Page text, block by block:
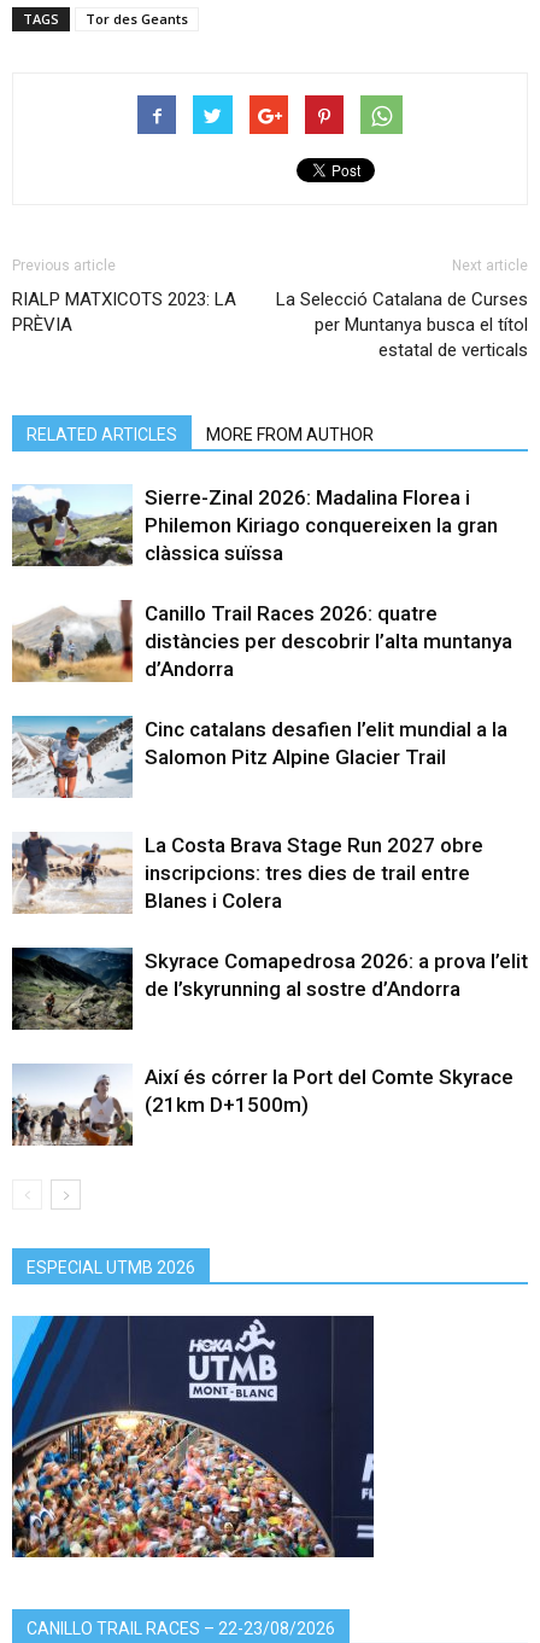
TAGS Tor des Geants
Previous article
RIALP MATXICOTS 2023: LA
PRÈVIA
Next article
La Selecció Catalana de Curses
per Muntanya busca el títol
estatal de verticals
RELATED ARTICLES MORE FROM AUTHOR
Sierre-Zinal 2026: Madalina Florea i
Philemon Kiriago conquereixen la gran
clàssica suïssa
Canillo Trail Races 2026: quatre
distàncies per descobrir l’alta muntanya
d’Andorra
Cinc catalans desafien l’elit mundial a la
Salomon Pitz Alpine Glacier Trail
La Costa Brava Stage Run 2027 obre
inscripcions: tres dies de trail entre
Blanes i Colera
Skyrace Comapedrosa 2026: a prova l’elit
de l’skyrunning al sostre d’Andorra
Així és córrer la Port del Comte Skyrace
(21km D+1500m)
ESPECIAL UTMB 2026
CANILLO TRAIL RACES – 22-23/08/2026